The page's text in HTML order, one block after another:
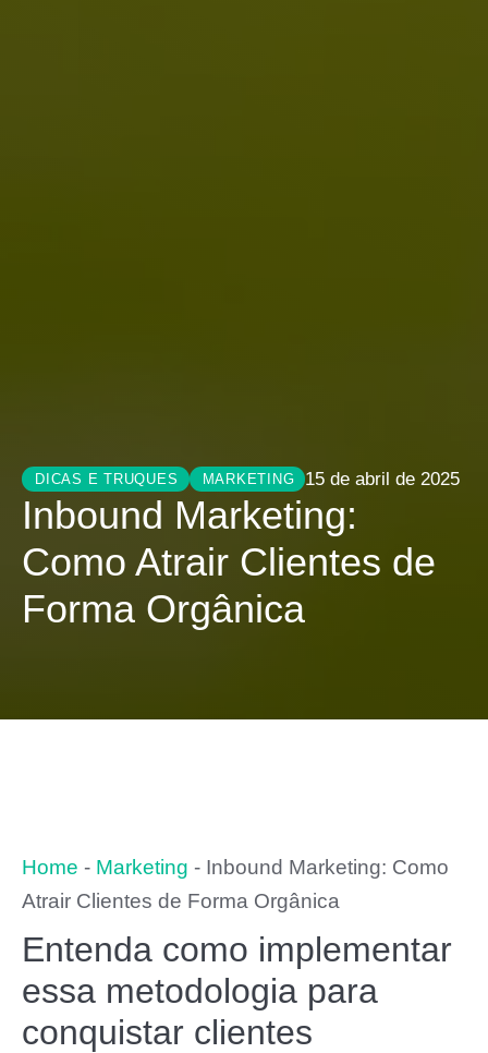
DICAS E TRUQUES MARKETING 15 de abril de 2025
Inbound Marketing:
Como Atrair Clientes de
Forma Orgânica
Home - Marketing - Inbound Marketing: Como
Atrair Clientes de Forma Orgânica
Entenda como implementar
essa metodologia para
conquistar clientes